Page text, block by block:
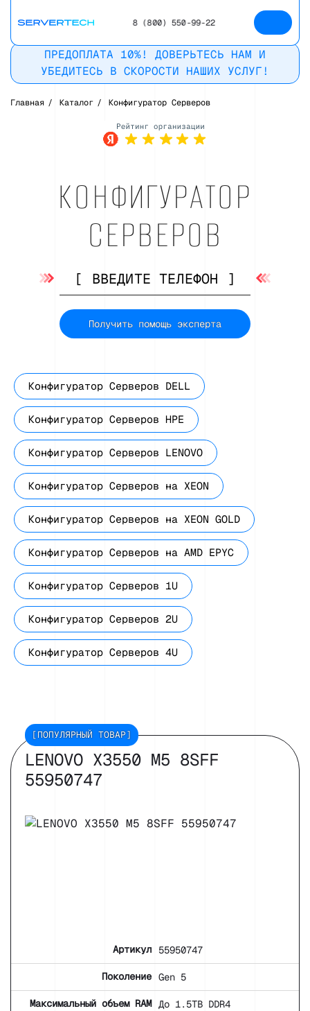
8 (800) 550-99-22
ПРЕДОПЛАТА 10%! ДОВЕРЬТЕСЬ НАМ И
УБЕДИТЕСЬ В СКОРОСТИ НАШИХ УСЛУГ!
Главная / Каталог / Конфигуратор Серверов
КОНФИГУРАТОР
СЕРВЕРОВ
Получить помощь эксперта
Конфигуратор Серверов DELL
Конфигуратор Серверов HPE
Конфигуратор Серверов LENOVO
Конфигуратор Серверов на XEON
Конфигуратор Серверов на XEON GOLD
Конфигуратор Серверов на AMD EPYC
Конфигуратор Серверов 1U
Конфигуратор Серверов 2U
Конфигуратор Серверов 4U
[ПОПУЛЯРНЫЙ ТОВАР]
LENOVO X3550 M5 8SFF
55950747
Артикул 55950747
Поколение Gen 5
Максимальный объем RAM До 1.5TB DDR4